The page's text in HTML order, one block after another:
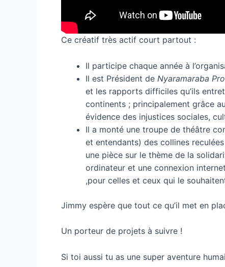
Ce créatif très actif court partout :
Il participe chaque année à
Il est Président de Nyaramaraba
et les rapports difficiles qu’ils
continents ; principalement grâce
évidence des injustices sociales,
Il a monté une troupe de théâtre
et entendants) des collines
une pièce sur le thème de la
ordinateur et une connexion
,pour celles et ceux qui le
Jimmy espère que tout ce qu’il met en
Un porteur de projets à suivre !
Si toi aussi tu as une super aventure